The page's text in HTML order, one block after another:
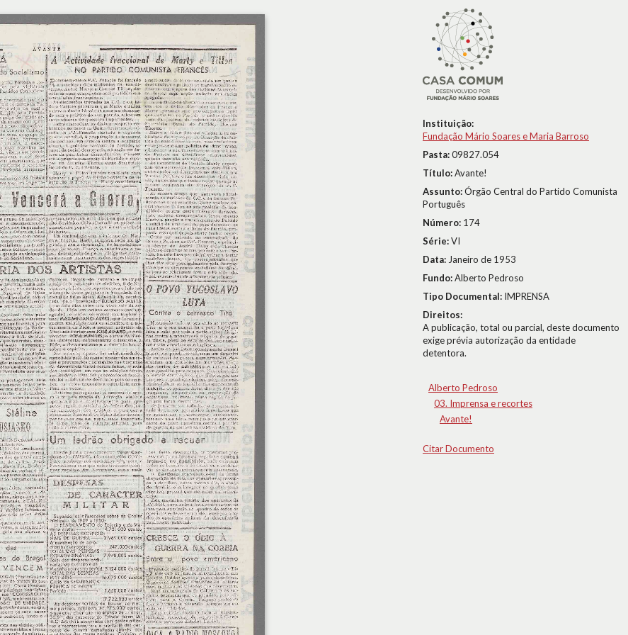
Instituição:
Fundação Mário Soares e Maria Barroso
Pasta:09827.054
Título:Avante!
Assunto:Órgão Central do Partido Comunista
Português
Número: 174
Série:VI
Data: Janeiro de 1953
Fundo:Alberto Pedroso
Tipo Documental: IMPRENSA
Direitos:
A publicação, total ou parcial, deste documento
exige prévia autorização da entidade
detentora.
Alberto Pedroso
03. Imprensa e recortes
Avante!
Citar Documento